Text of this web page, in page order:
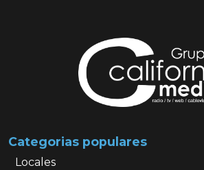
Categorias populares
Locales